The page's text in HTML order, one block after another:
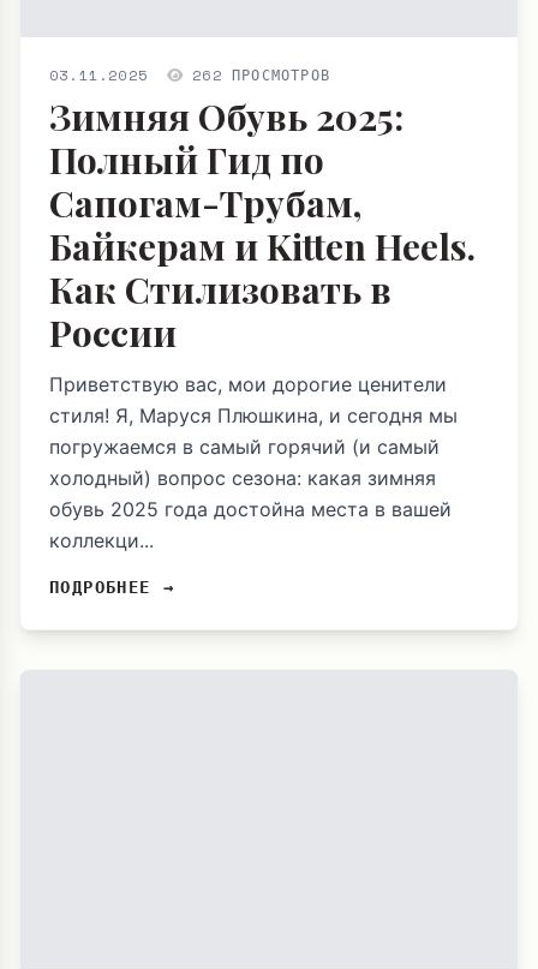
03.11.2025 262 ПРОСМОТРОВ
Зимняя Обувь 2025:
Полный Гид по
Сапогам-Трубам,
Байкерам и Kitten Heels.
Как Стилизовать в
России
Приветствую вас, мои дорогие ценители
стиля! Я, Маруся Плюшкина, и сегодня мы
погружаемся в самый горячий (и самый
холодный) вопрос сезона: какая зимняя
обувь 2025 года достойна места в вашей
коллекци...
ПОДРОБНЕЕ →